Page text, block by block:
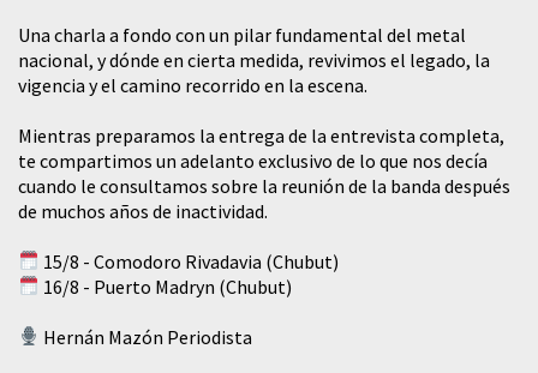
​Una charla a fondo con un pilar fundamental del metal
nacional, y dónde en cierta medida, revivimos el legado, la
vigencia y el camino recorrido en la escena.
Mientras preparamos la entrega de la entrevista completa,
te compartimos un adelanto exclusivo de lo que nos decía
cuando le consultamos sobre la reunión de la banda después
de muchos años de inactividad.
15/8 - Comodoro Rivadavia (Chubut)
16/8 - Puerto Madryn (Chubut)
Hernán Mazón Periodista